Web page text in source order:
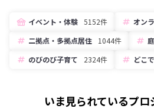
イベント・体験 5152件 オン
二拠点・多拠点居住
1044件
のびのび子育て
2324件 どこ
いま見られているプ